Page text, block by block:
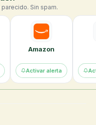
Sin spam.
Amazon
Activar alerta